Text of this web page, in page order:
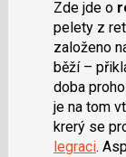
Zde jde o
pelety z
založeno
běží –
doba
je na tom
krerý se
legraci.